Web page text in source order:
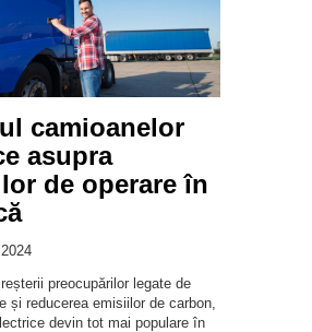
camioanelor
asupra
de operare în
preocupărilor legate de
și reducerea emisiilor de carbon,
devin tot mai populare în